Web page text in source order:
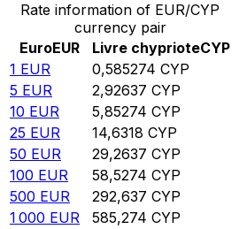
Rate information of EUR/CYP
currency pair
EuroEUR Livre chyprioteCYP
1 EUR 0,585274 CYP
5 EUR 2,92637 CYP
10 EUR 5,85274 CYP
25 EUR 14,6318 CYP
50 EUR 29,2637 CYP
100 EUR 58,5274 CYP
500 EUR 292,637 CYP
1 000 EUR 585,274 CYP